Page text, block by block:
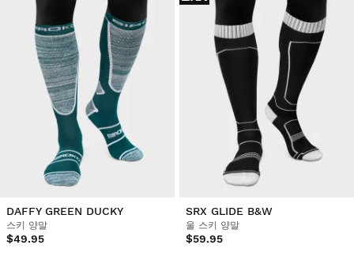
DAFFY GREEN DUCKY
스키 양말
$49.95
SRX GLIDE B&W
울 스키 양말
$59.95